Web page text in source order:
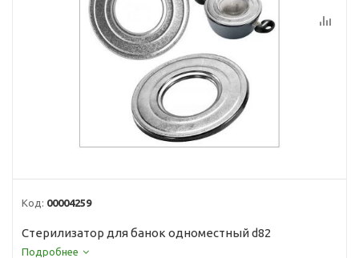
Код: 00004259
Стерилизатор для банок одноместный d82
Подробнее